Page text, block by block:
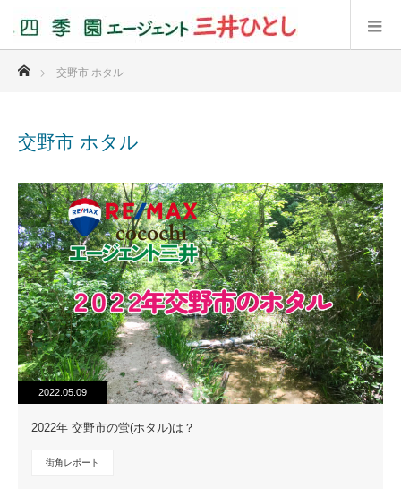
ホーム
交野市 ホタル
交野市 ホタル
2022.05.09
2022年 交野市の蛍(ホタル)は？
街角レポート